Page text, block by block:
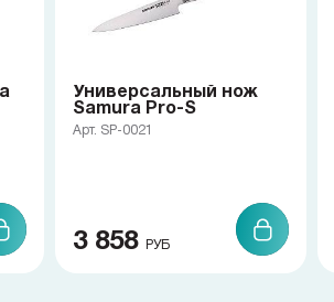
Универсальный нож
Samura Pro-S
Арт. SP-0021
3 858 РУБ